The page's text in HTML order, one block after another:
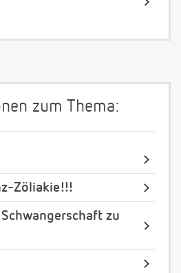
zum Thema:
Zöliakie!!!
zu